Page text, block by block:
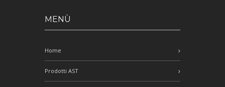
MENÙ
Home
Prodotti AST